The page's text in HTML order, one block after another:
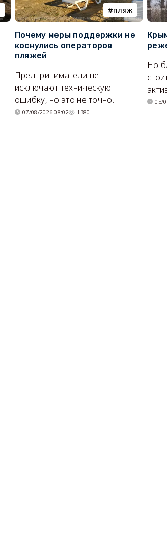
пляж
Почему меры поддержки не
коснулись операторов
пляжей
Предприниматели не
исключают техническую
ошибку, но это не точно.
07/08/2026 08:02 1380
Но
05/